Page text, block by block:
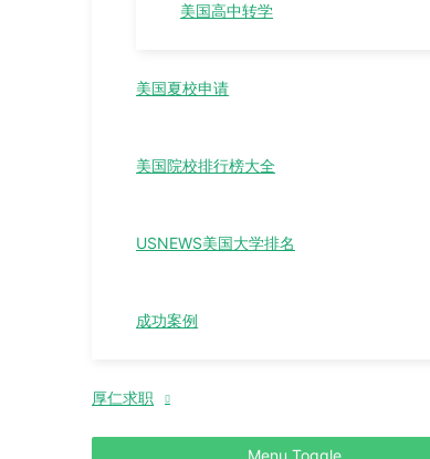
美国高中转学
美国夏校申请
美国院校排行榜大全
USNEWS美国大学排名
成功案例
厚仁求职
Menu Toggle